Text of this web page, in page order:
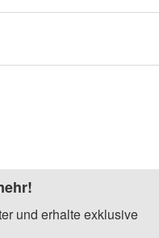
und erhalte exklusive